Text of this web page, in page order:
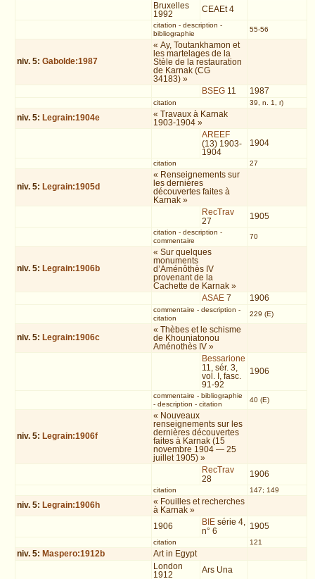
Bruxelles
1992
CEAEt 4
citation - description -
bibliographie
55-56
niv. 5:Gabolde:1987
« Ay, Toutankhamon et
les martelages de la
Stèle de la restauration
de Karnak (CG
34183) »
BSEG 11 1987
citation 39, n. 1, r)
niv. 5: Legrain:1904e
« Travaux à Karnak
1903-1904 »
AREEF
(13) 1903-
1904
1904
citation 27
niv. 5: Legrain:1905d
« Renseignements sur
les dernières
découvertes faites à
Karnak »
RecTrav
27
1905
citation - description -
commentaire
70
niv. 5: Legrain:1906b
« Sur quelques
monuments
d’Aménôthès IV
provenant de la
Cachette de Karnak »
ASAE 7 1906
commentaire - description -
citation
229 (E)
niv. 5: Legrain:1906c
« Thèbes et le schisme
de Khouniatonou
Aménothès IV »
Bessarione
11, sér. 3,
vol. I, fasc.
91-92
1906
commentaire - bibliographie
- description - citation
40 (E)
niv. 5: Legrain:1906f
« Nouveaux
renseignements sur les
dernières découvertes
faites à Karnak (15
novembre 1904 — 25
juillet 1905) »
RecTrav
28
1906
citation 147; 149
niv. 5: Legrain:1906h
« Fouilles et recherches
à Karnak »
1906
BIE série 4,
n° 6
1905
citation 121
niv. 5: Maspero:1912b
Art in Egypt
London
1912
Ars Una